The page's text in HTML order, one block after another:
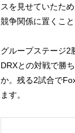
スを見せていたた
競争関係に置くこ
グループステージ2
DRXとの対戦で勝
か。残る2試合で
ます。